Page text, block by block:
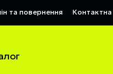
та повернення